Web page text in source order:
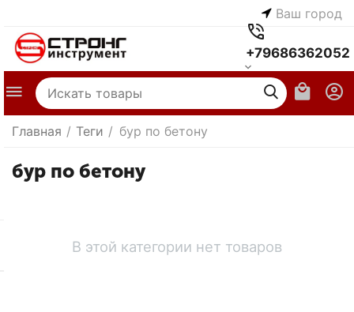
Ваш город
+79686362052
Главная / Теги / бур по бетону
бур по бетону
В этой категории нет товаров